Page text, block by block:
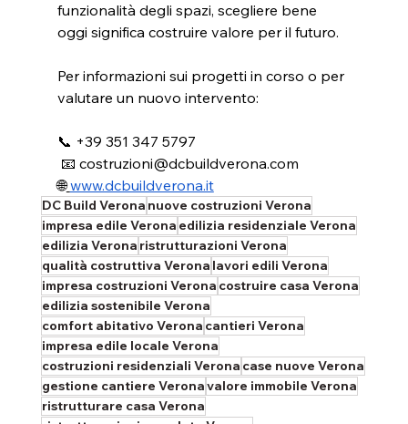
funzionalità degli spazi, scegliere bene
oggi significa costruire valore per il futuro.
Per informazioni sui progetti in corso o per
valutare un nuovo intervento:
📞 +39 351 347 5797
📧 costruzioni@dcbuildverona.com
🌐 www.dcbuildverona.it
DC Build Verona nuove costruzioni Verona
impresa edile Verona edilizia residenziale Verona
edilizia Verona ristrutturazioni Verona
qualità costruttiva Verona lavori edili Verona
impresa costruzioni Verona costruire casa Verona
edilizia sostenibile Verona
comfort abitativo Verona cantieri Verona
impresa edile locale Verona
costruzioni residenziali Verona case nuove Verona
gestione cantiere Veronavalore immobile Verona
ristrutturare casa Verona